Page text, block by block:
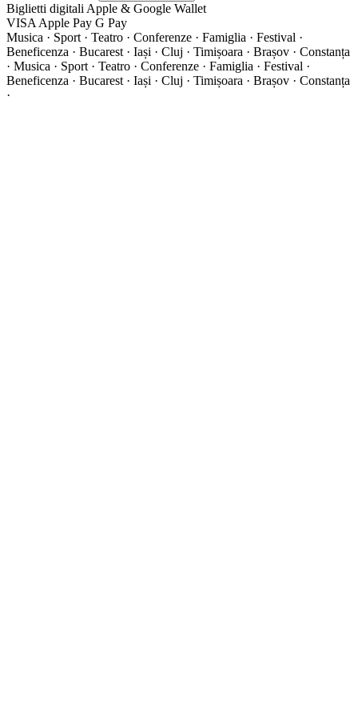
Biglietti digitali Apple & Google Wallet
VISA Apple Pay G Pay
Musica · Sport · Teatro · Conferenze · Famiglia · Festival ·
Beneficenza · Bucarest · Iași · Cluj · Timișoara · Brașov · Constanța
· Musica · Sport · Teatro · Conferenze · Famiglia · Festival ·
Beneficenza · Bucarest · Iași · Cluj · Timișoara · Brașov · Constanța
·